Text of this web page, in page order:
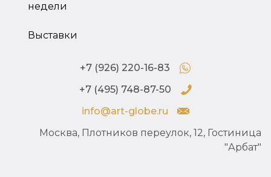
недели
Выставки
+7 (926) 220-16-83
+7 (495) 748-87-50
info@art-globe.ru
Москва, Плотников переулок, 12, Гостиница
"Арбат"